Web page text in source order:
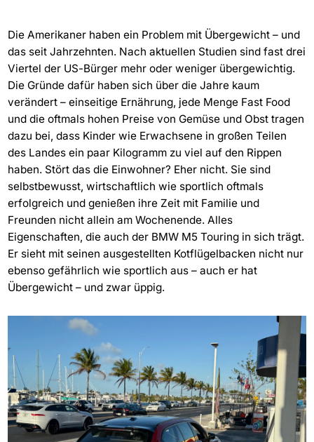
Die Amerikaner haben ein Problem mit Übergewicht – und
das seit Jahrzehnten. Nach aktuellen Studien sind fast drei
Viertel der US-Bürger mehr oder weniger übergewichtig.
Die Gründe dafür haben sich über die Jahre kaum
verändert – einseitige Ernährung, jede Menge Fast Food
und die oftmals hohen Preise von Gemüse und Obst tragen
dazu bei, dass Kinder wie Erwachsene in großen Teilen
des Landes ein paar Kilogramm zu viel auf den Rippen
haben. Stört das die Einwohner? Eher nicht. Sie sind
selbstbewusst, wirtschaftlich wie sportlich oftmals
erfolgreich und genießen ihre Zeit mit Familie und
Freunden nicht allein am Wochenende. Alles
Eigenschaften, die auch der BMW M5 Touring in sich trägt.
Er sieht mit seinen ausgestellten Kotflügelbacken nicht nur
ebenso gefährlich wie sportlich aus – auch er hat
Übergewicht – und zwar üppig.